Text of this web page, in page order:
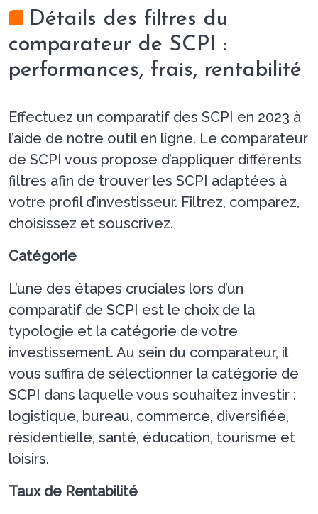
Détails des filtres du
comparateur de SCPI :
performances, frais, rentabilité
Effectuez un comparatif des SCPI en 2023 à
l’aide de notre outil en ligne. Le comparateur
de SCPI vous propose d’appliquer différents
filtres afin de trouver les SCPI adaptées à
votre profil d’investisseur. Filtrez, comparez,
choisissez et souscrivez.
Catégorie
L’une des étapes cruciales lors d’un
comparatif de SCPI est le choix de la
typologie et la catégorie de votre
investissement. Au sein du comparateur, il
vous suffira de sélectionner la catégorie de
SCPI dans laquelle vous souhaitez investir :
logistique, bureau, commerce, diversifiée,
résidentielle, santé, éducation, tourisme et
loisirs.
Taux de Rentabilité